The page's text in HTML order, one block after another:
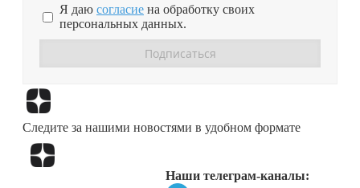
Я даю согласие на обработку своих
персональных данных.
Следите за нашими новостями в удобном формате
Наши телеграм-каналы: